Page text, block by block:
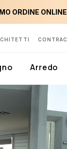
ORDINE ONLINE
Arredo